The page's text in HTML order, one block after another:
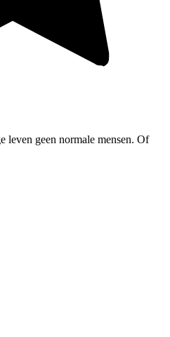
leven geen normale mensen. Of